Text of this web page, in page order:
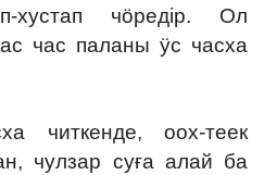
хустап чӧредір. Ол
час паланы ӱс часха
читкенде, оох-теек
чулзар суға алай ба